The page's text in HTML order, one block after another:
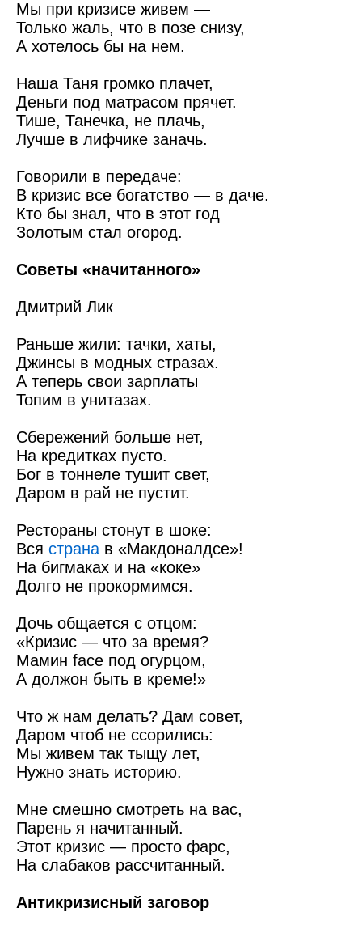
Мы при кризисе живем —
Только жаль, что в позе снизу,
А хотелось бы на нем.
Наша Таня громко плачет,
Деньги под матрасом прячет.
Тише, Танечка, не плачь,
Лучше в лифчике заначь.
Говорили в передаче:
В кризис все богатство — в даче.
Кто бы знал, что в этот год
Золотым стал огород.
Советы «начитанного»
Дмитрий Лик
Раньше жили: тачки, хаты,
Джинсы в модных стразах.
А теперь свои зарплаты
Топим в унитазах.
Сбережений больше нет,
На кредитках пусто.
Бог в тоннеле тушит свет,
Даром в рай не пустит.
Рестораны стонут в шоке:
Вся страна в «Макдоналдсе»!
На бигмаках и на «коке»
Долго не прокормимся.
Дочь общается с отцом:
«Кризис — что за время?
Мамин face под огурцом,
А должон быть в креме!»
Что ж нам делать? Дам совет,
Даром чтоб не ссорились:
Мы живем так тыщу лет,
Нужно знать историю.
Мне смешно смотреть на вас,
Парень я начитанный.
Этот кризис — просто фарс,
На слабаков рассчитанный.
Антикризисный заговор